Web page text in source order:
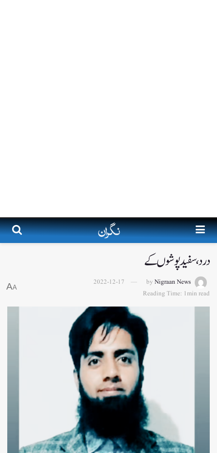
درد ، سفید پوشوں کے
by Nigraan News
2022-12-17
Reading Time: 1min read
A
A